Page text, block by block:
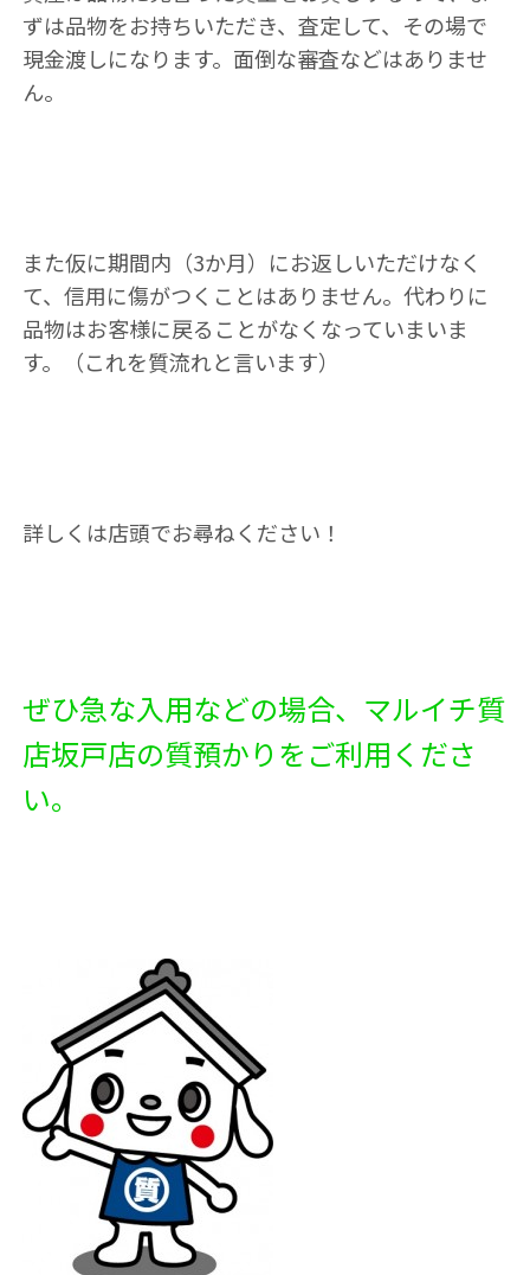
ずは品物をお持ちいただき、査定して、その場で
現金渡しになります。面倒な審査などはありませ
ん。
また仮に期間内（3か月）にお返しいただけなく
て、信用に傷がつくことはありません。代わりに
品物はお客様に戻ることがなくなっていまいま
す。（これを質流れと言います）
詳しくは店頭でお尋ねください！
ぜひ急な入用などの場合、マルイチ質
店坂戸店の質預かりをご利用くださ
い。